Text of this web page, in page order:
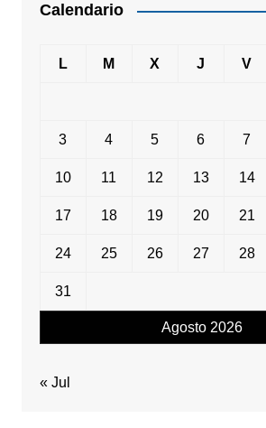
Calendario
Agosto 2026
L M X J V
3 4 5 6 7
10 11 12 13 14
17 18 19 20 21
24 25 26 27 28
31
« Jul